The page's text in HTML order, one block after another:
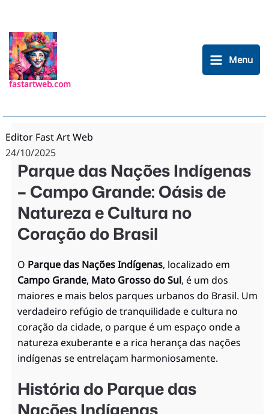
conteúdo
fastartweb.com
Menu
Editor Fast Art Web
24/10/2025
Parque das Nações Indígenas
– Campo Grande: Oásis de
Natureza e Cultura no
Coração do Brasil
O Parque das Nações Indígenas, localizado em
Campo Grande, Mato Grosso do Sul, é um dos
maiores e mais belos parques urbanos do Brasil. Um
verdadeiro refúgio de tranquilidade e cultura no
coração da cidade, o parque é um espaço onde a
natureza exuberante e a rica herança das nações
indígenas se entrelaçam harmoniosamente.
História do Parque das